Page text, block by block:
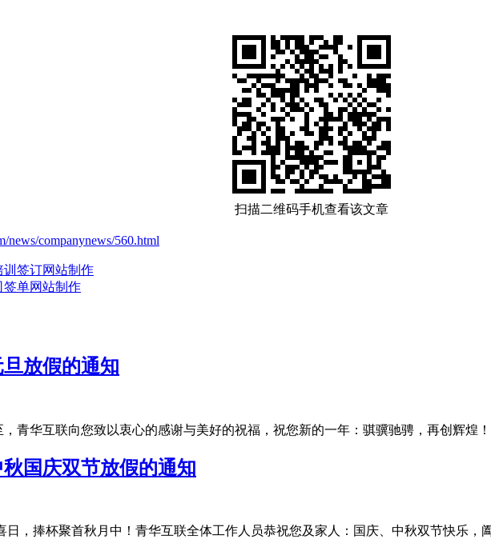
扫描二维码手机查看该文章
news/companynews/560.html
签订网站制作
签单网站制作
放假的通知
青华互联向您致以衷心的感谢与美好的祝福，祝您新的一年：骐骥驰骋，再创辉煌
国庆双节放假的通知
，捧杯聚首秋月中！青华互联全体工作人员恭祝您及家人：国庆、中秋双节快乐，